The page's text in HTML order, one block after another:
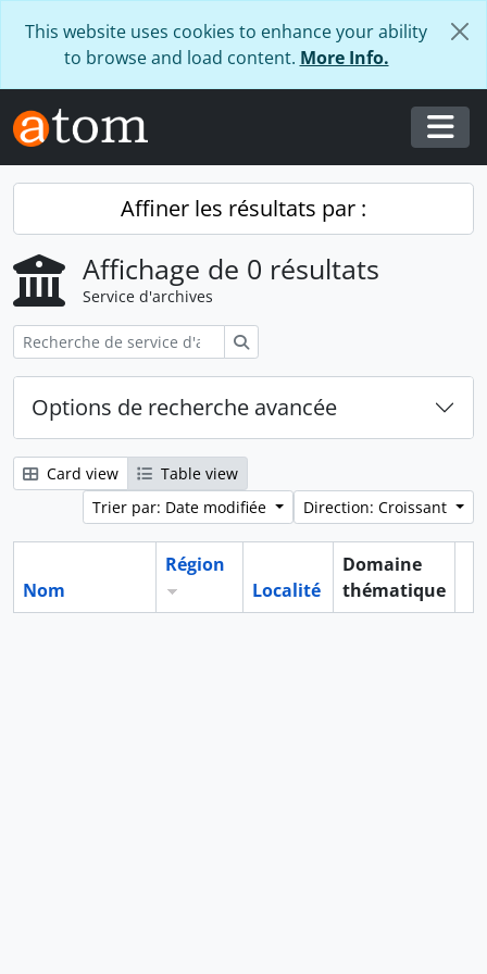
This website uses cookies to enhance your ability
to browse and load content. More Info.
Affiner les résultats par :
Affichage de 0 résultats
Service d'archives
Options de recherche avancée
Card view
Table view
Trier par: Date modifiée
Direction: Croissant
Nom
Région
Localité
Domaine
thématique